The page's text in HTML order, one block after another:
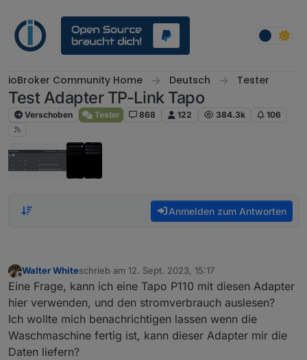
ioBroker Community Home Deutsch Tester
Test Adapter TP-Link Tapo
Verschoben Tester 868 122 384.3k 106
Anmelden zum Antworten
Offline
Walter Whiteschrieb am 12. Sept. 2023, 15:17
zuletzt editiert von
Eine Frage, kann ich eine Tapo P110 mit diesen Adapter
hier verwenden, und den stromverbrauch auslesen?
Ich wollte mich benachrichtigen lassen wenn die
Waschmaschine fertig ist, kann dieser Adapter mir die
Daten liefern?